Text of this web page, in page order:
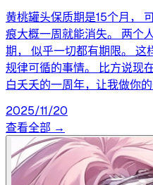
黄桃罐头保质期是15个月，
痕大概一周就能消失。 两个
期， 似乎一切都有期限。 这
规律可循的事情。 比方说现
白夭夭的一周年，让我做你的
2025/11/20
查看全部 →